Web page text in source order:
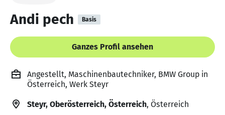
Andi pech Basis
Ganzes Profil ansehen
Angestellt, Maschinenbautechniker, BMW Group in
Österreich, Werk Steyr
Steyr, Oberösterreich, Österreich, Österreich